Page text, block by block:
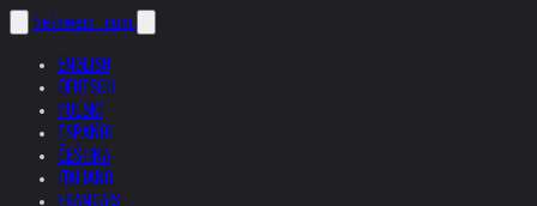
helnwein .com
ENGLISH
DEUTSCH
POLSKI
ESPAÑOL
ČEŠTINA
ITALIANO
FRANÇAIS